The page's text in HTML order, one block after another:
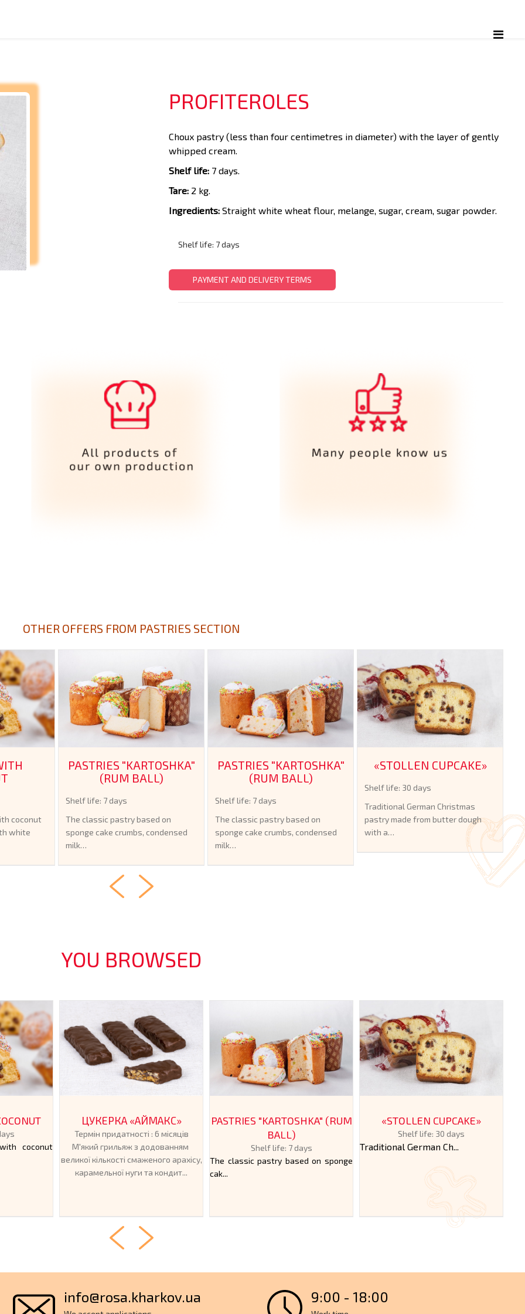
PROFITEROLES
Choux pastry (less than four centimetres in diameter) with the layer of gently
whipped cream.
Shelf life:7 days.
Tare:2 kg.
Ingredients:Straight white wheat flour, melange, sugar, cream, sugar powder.
Shelf life: 7 days
PAYMENT AND DELIVERY TERMS
OTHER OFFERS FROM PASTRIES SECTION
coconut
white
PASTRIES "KARTOSHKA"
(RUM BALL)
Shelf life: 7 days
The classic pastry based on
sponge cake crumbs, condensed
milk…
PASTRIES "KARTOSHKA"
(RUM BALL)
Shelf life: 7 days
The classic pastry based on
sponge cake crumbs, condensed
milk…
«STOLLEN CUPCAKE»
Shelf life: 30 days
Traditional German Christmas
pastry made from butter dough
with a…
YOU BROWSED
coconut
ЦУКЕРКА «АЙМАКС»
Термін придатності : 6 місяців
М'який грильяж з додованням
великої кількості смаженого арахісу,
карамельної нуги та кондит...
PASTRIES "KARTOSHKA" (RUM
BALL)
Shelf life: 7 days
The classic pastry based on sponge
cak...
«STOLLEN CUPCAKE»
Shelf life: 30 days
Traditional German Ch...
info@rosa.kharkov.ua 9:00 - 18:00